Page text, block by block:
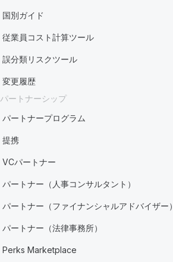
国別ガイド
従業員コスト計算ツール
誤分類リスクツール
変更履歴
パートナーシップ
パートナープログラム
提携
VCパートナー
パートナー（人事コンサルタント）
パートナー（ファイナンシャルアドバイザー）
パートナー（法律事務所）
Perks Marketplace